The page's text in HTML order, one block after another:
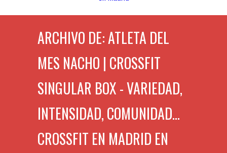
ARCHIVO DE: ATLETA DEL
MES NACHO | CROSSFIT
SINGULAR BOX - VARIEDAD,
INTENSIDAD, COMUNIDAD...
CROSSFIT EN MADRID EN